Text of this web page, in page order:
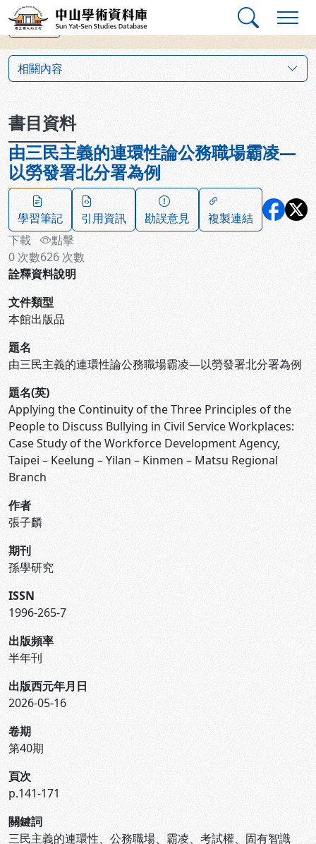
跳到主要內容
中山學術資料庫
上一筆
相關內容
書目資料
由三民主義的連環性論公務職場霸凌—
以勞發署北分署為例
學習筆記 引用資訊 勘誤意見
複製連結
下載
0 次數
點擊
626 次數
詮釋資料說明
文件類型
本館出版品
題名
由三民主義的連環性論公務職場霸凌—以勞發署北分署為例
題名(英)
Applying the Continuity of the Three Principles of the
People to Discuss Bullying in Civil Service Workplaces:
Case Study of the Workforce Development Agency,
Taipei – Keelung – Yilan – Kinmen – Matsu Regional
Branch
作者
張子麟
期刊
孫學研究
ISSN
1996-265-7
出版頻率
半年刊
出版西元年月日
2026-05-16
卷期
第40期
頁次
p.141-171
關鍵詞
三民主義的連環性、公務職場、霸凌、考試權、固有智識